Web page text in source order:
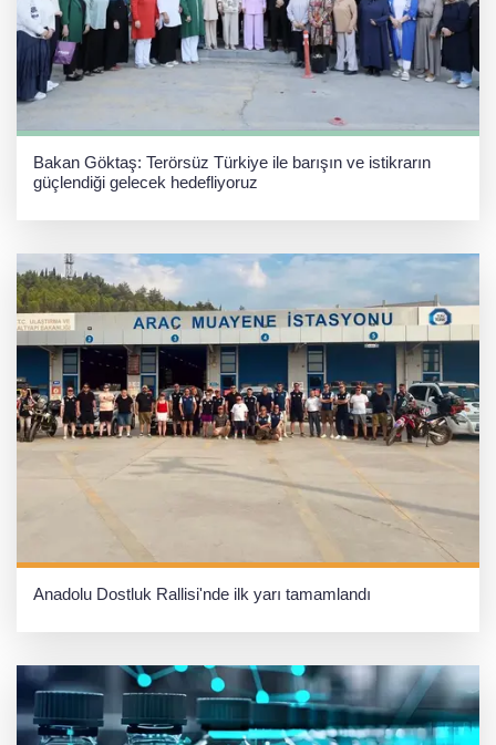
Bakan Göktaş: Terörsüz Türkiye ile barışın ve istikrarın
güçlendiği gelecek hedefliyoruz
Anadolu Dostluk Rallisi'nde ilk yarı tamamlandı